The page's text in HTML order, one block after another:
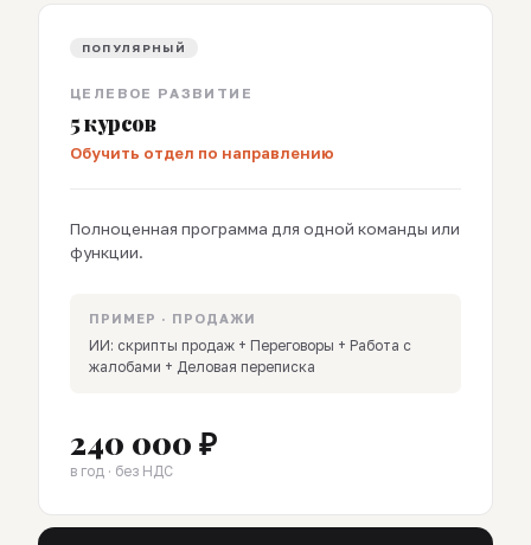
ПОПУЛЯРНЫЙ
ЦЕЛЕВОЕ РАЗВИТИЕ
5 курсов
Обучить отдел по направлению
Полноценная программа для одной команды или
функции.
ПРИМЕР · ПРОДАЖИ
ИИ: скрипты продаж + Переговоры + Работа с
жалобами + Деловая переписка
240 000 ₽
в год · без НДС